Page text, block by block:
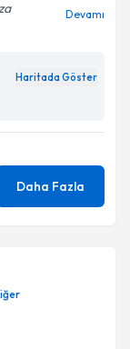
Devamı
Haritada Göster
Daha Fazla